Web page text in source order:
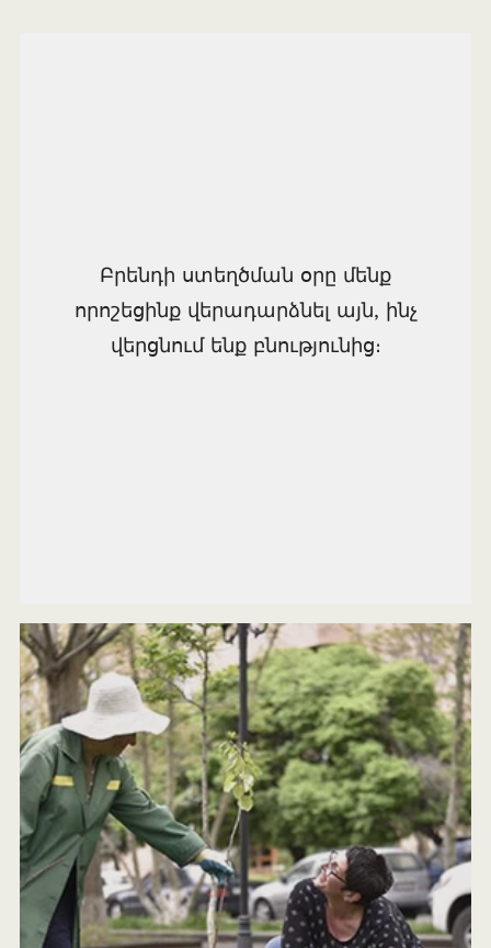
Բրենդի ստեղծման օրը մենք
որոշեցինք վերադարձնել այն, ինչ
վերցնում ենք բնությունից։